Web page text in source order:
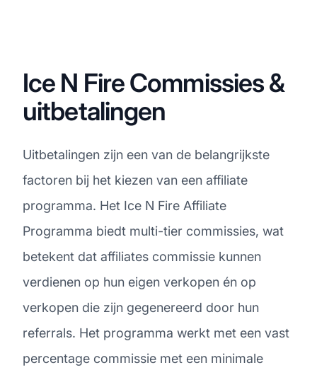
Ice N Fire Commissies &
uitbetalingen
Uitbetalingen zijn een van de belangrijkste
factoren bij het kiezen van een affiliate
programma. Het Ice N Fire Affiliate
Programma biedt multi-tier commissies, wat
betekent dat affiliates commissie kunnen
verdienen op hun eigen verkopen én op
verkopen die zijn gegenereerd door hun
referrals. Het programma werkt met een vast
percentage commissie met een minimale